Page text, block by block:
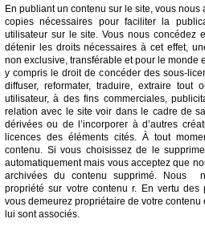
En publiant un contenu sur le site, vous
copies nécessaires pour faciliter la
utilisateur sur le site. Vous nous concédez
détenir les droits nécessaires à cet effet,
non exclusive, transférable et pour le monde
y compris le droit de concéder des sous-
diffuser, reformater, traduire, extraire tout
utilisateur, à des fins commerciales,
relation avec le site voir dans le cadre de
dérivées ou de l’incorporer à d’autres
licences des éléments cités. À tout
contenu. Si vous choisissez de le
automatiquement mais vous acceptez que
archivées du contenu supprimé. Nous
propriété sur votre contenu r. En vertu des
vous demeurez propriétaire de votre contenu
lui sont associés.